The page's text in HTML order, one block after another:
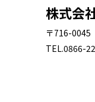
株式会
〒716-
TEL.0866-